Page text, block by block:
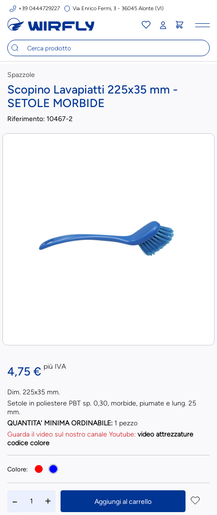
+39 0444729227 Via Enrico Fermi, 3 - 36045 Alonte (VI)
Spazzole
Scopino Lavapiatti 225x35 mm -
SETOLE MORBIDE
Riferimento: 10467-2
4,75 € più IVA
Dim. 225x35 mm.
Setole in poliestere PBT sp. 0,30, morbide, piumate e lung. 25
mm.
QUANTITA' MINIMA ORDINABILE: 1 pezzo
Guarda il video sul nostro canale Youtube: video attrezzature
codice colore
Colore:
Aggiungi al carrello